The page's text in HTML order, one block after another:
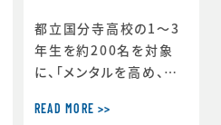
教員のみなさんから、た
くさんのご感想
は」講座
都立国分寺高校の1～3
年生を約200名を対象
に、「メンタルを高め、受
には」をテーマに講義を
READ MORE >>